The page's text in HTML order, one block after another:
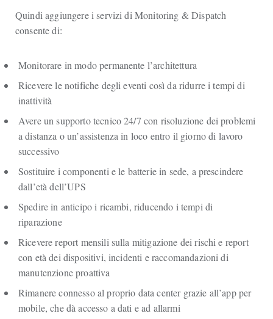
Quindi aggiungere i servizi di Monitoring & Dispatch
consente di:
Monitorare in modo permanente l’architettura
Ricevere le notifiche degli eventi così da ridurre i tempi di
inattività
Avere un supporto tecnico 24/7 con risoluzione dei problemi
a distanza o un’assistenza in loco entro il giorno di lavoro
successivo
Sostituire i componenti e le batterie in sede, a prescindere
dall’età dell’UPS
Spedire in anticipo i ricambi, riducendo i tempi di
riparazione
Ricevere report mensili sulla mitigazione dei rischi e report
con età dei dispositivi, incidenti e raccomandazioni di
manutenzione proattiva
Rimanere connesso al proprio data center grazie all’app per
mobile, che dà accesso a dati e ad allarmi